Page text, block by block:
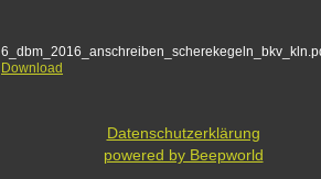
Download
Datenschutzerklärung
powered by Beepworld